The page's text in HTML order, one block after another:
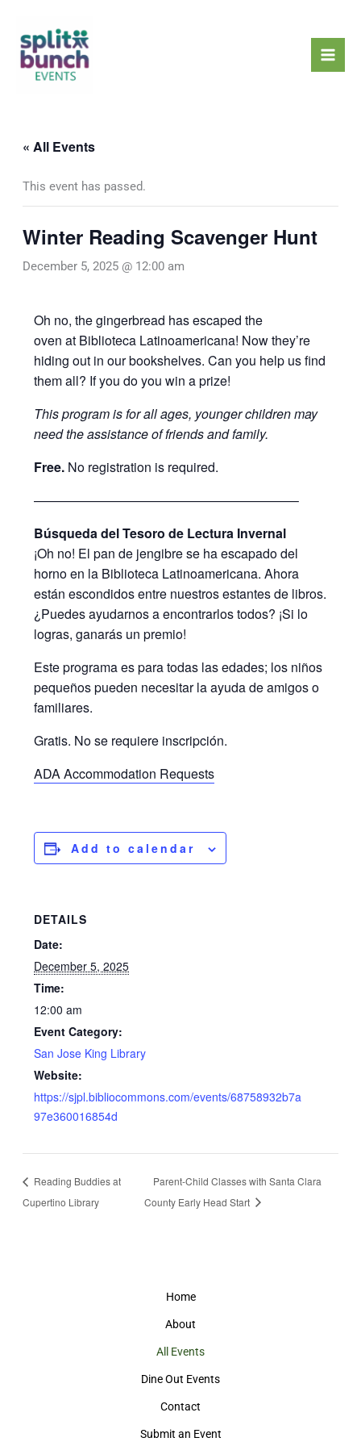
content
« All Events
This event has passed.
Winter Reading Scavenger Hunt
December 5, 2025 @ 12:00 am
Oh no, the gingerbread has escaped the
oven at Biblioteca Latinoamericana! Now they’re
hiding out in our bookshelves. Can you help us find
them all? If you do you win a prize!
This program is for all ages, younger children may
need the assistance of friends and family.
Free. No registration is required.
————————————————————–
Búsqueda del Tesoro de Lectura Invernal
¡Oh no! El pan de jengibre se ha escapado del
horno en la Biblioteca Latinoamericana. Ahora
están escondidos entre nuestros estantes de libros.
¿Puedes ayudarnos a encontrarlos todos? ¡Si lo
logras, ganarás un premio!
Este programa es para todas las edades; los niños
pequeños pueden necesitar la ayuda de amigos o
familiares.
Gratis. No se requiere inscripción.
ADA Accommodation Requests
Add to calendar
DETAILS
Date:
December 5, 2025
Time:
12:00 am
Event Category:
San Jose King Library
Website:
https://sjpl.bibliocommons.com/events/68758932b7a
97e360016854d
Reading Buddies at
Cupertino Library
Parent-Child Classes with Santa Clara
County Early Head Start
Home
About
All Events
Dine Out Events
Contact
Submit an Event